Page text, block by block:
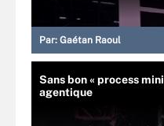
Par: Gaétan Raoul
Sans bon « process
agentique